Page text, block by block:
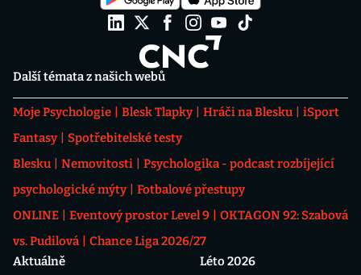
Další témata z našich webů
Moje Psychologie Blesk Tlapky Hráči na Blesku
iSport
Fantasy
Spotřebitelské testy
Blesku
Nemovitosti
Psychologika - podcast rozbíjející
psychologické mýty
Fotbalové přestupy
ONLINE
Eventový prostor Level 9
OKTAGON 92: Szabová
vs. Pudilová
Chance Liga 2026/27
Aktuálně
Léto 2026